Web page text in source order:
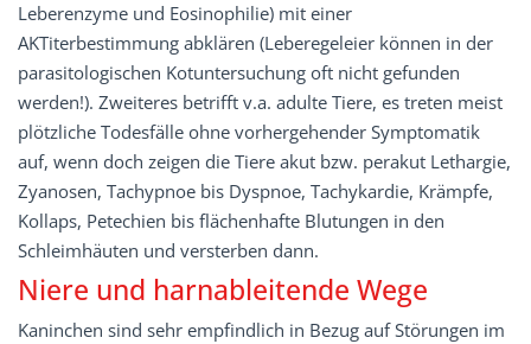
Leberenzyme und Eosinophilie) mit einer
AKTiterbestimmung abklären (Leberegeleier können in der
parasitologischen Kotuntersuchung oft nicht gefunden
werden!). Zweiteres betrifft v.a. adulte Tiere, es treten meist
plötzliche Todesfälle ohne vorhergehender Symptomatik
auf, wenn doch zeigen die Tiere akut bzw. perakut Lethargie,
Zyanosen, Tachypnoe bis Dyspnoe, Tachykardie, Krämpfe,
Kollaps, Petechien bis flächenhafte Blutungen in den
Schleimhäuten und versterben dann.
Niere und harnableitende Wege
Kaninchen sind sehr empfindlich in Bezug auf Störungen im